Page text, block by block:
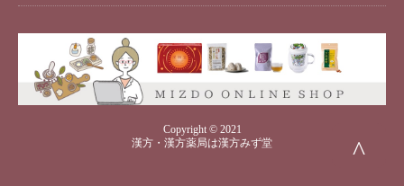
Copyright © 2021
漢方・漢方薬局は漢方みず堂
^